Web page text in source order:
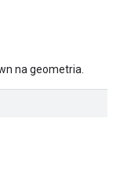
na geometria.